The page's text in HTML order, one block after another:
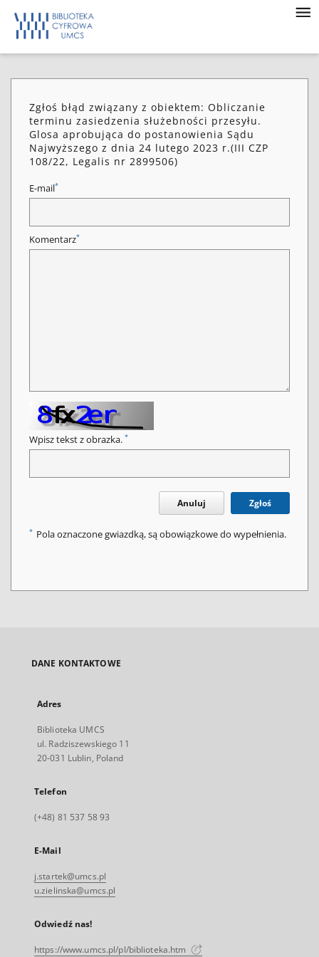
Zgłoś błąd związany z obiektem: Obliczanie
terminu zasiedzenia służebności przesyłu.
Glosa aprobująca do postanowienia Sądu
Najwyższego z dnia 24 lutego 2023 r.(III CZP
108/22, Legalis nr 2899506)
E-mail*
Komentarz*
Wpisz tekst z obrazka. *
Anuluj Zgłoś
* Pola oznaczone gwiazdką, są obowiązkowe do wypełnienia.
DANE KONTAKTOWE
Adres
Biblioteka UMCS
ul. Radziszewskiego 11
20-031 Lublin, Poland
Telefon
(+48) 81 537 58 93
E-Mail
j.startek@umcs.pl
u.zielinska@umcs.pl
Odwiedź nas!
https://www.umcs.pl/pl/biblioteka.htm